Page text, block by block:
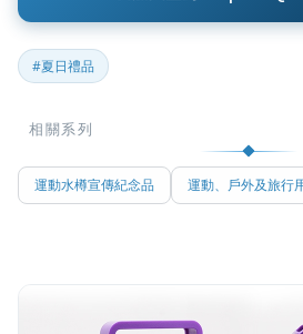
#夏日禮品
相關系列
運動水樽宣傳紀念品 運動、戶外及旅行